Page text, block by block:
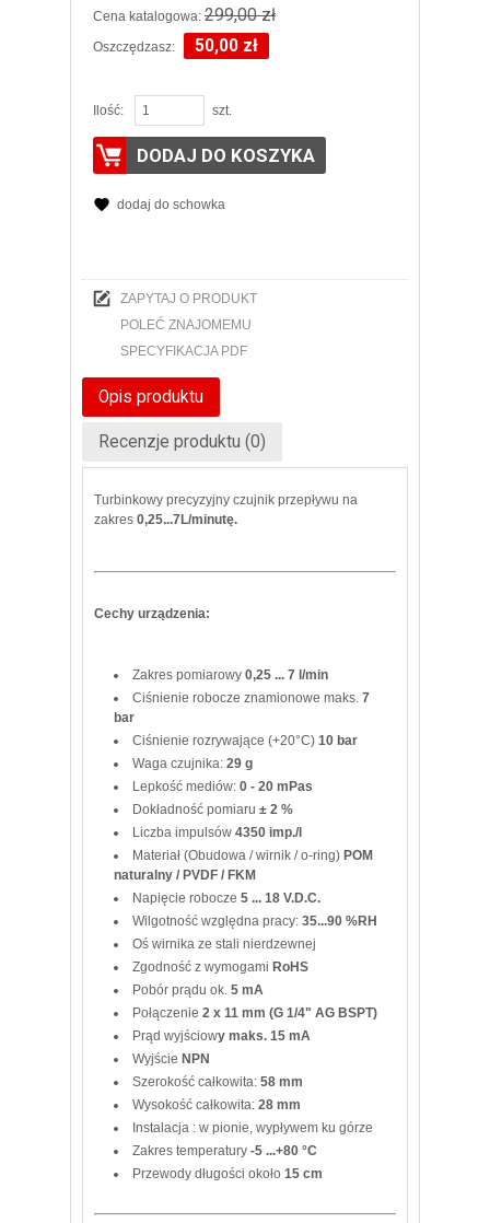
Cena katalogowa: 299,00 zł
Oszczędzasz: 50,00 zł
Ilość: szt.
DODAJ DO KOSZYKA
dodaj do schowka
ZAPYTAJ O PRODUKT
POLEĆ ZNAJOMEMU
SPECYFIKACJA PDF
Opis produktu
Recenzje produktu (0)
Turbinkowy precyzyjny czujnik przepływu na
zakres 0,25...7L/minutę.
Cechy urządzenia:
Zakres pomiarowy 0,25 ... 7 l/min
Ciśnienie robocze znamionowe maks. 7
bar
Ciśnienie rozrywające (+20°C) 10 bar
Waga czujnika: 29 g
Lepkość mediów: 0 - 20 mPas
Dokładność pomiaru ± 2 %
Liczba impulsów 4350 imp./l
Materiał (Obudowa / wirnik / o-ring) POM
naturalny / PVDF / FKM
Napięcie robocze 5 ... 18 V.D.C.
Wilgotność względna pracy: 35...90 %RH
Oś wirnika ze stali nierdzewnej
Zgodność z wymogami RoHS
Pobór prądu ok. 5 mA
Połączenie 2 x 11 mm (G 1/4" AG BSPT)
Prąd wyjściowy maks. 15 mA
Wyjście NPN
Szerokość całkowita: 58 mm
Wysokość całkowita: 28 mm
Instalacja : w pionie, wypływem ku górze
Zakres temperatury -5 ...+80 °C
Przewody długości około 15 cm